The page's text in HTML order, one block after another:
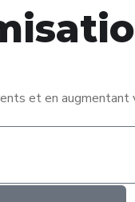
et en augmentant